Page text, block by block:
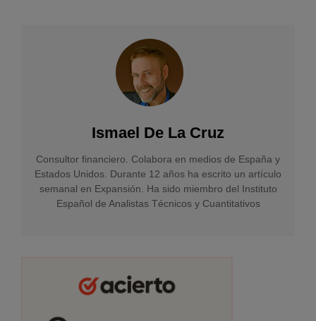
Ismael De La Cruz
Consultor financiero. Colabora en medios de España y
Estados Unidos. Durante 12 años ha escrito un artículo
semanal en Expansión. Ha sido miembro del Instituto
Español de Analistas Técnicos y Cuantitativos